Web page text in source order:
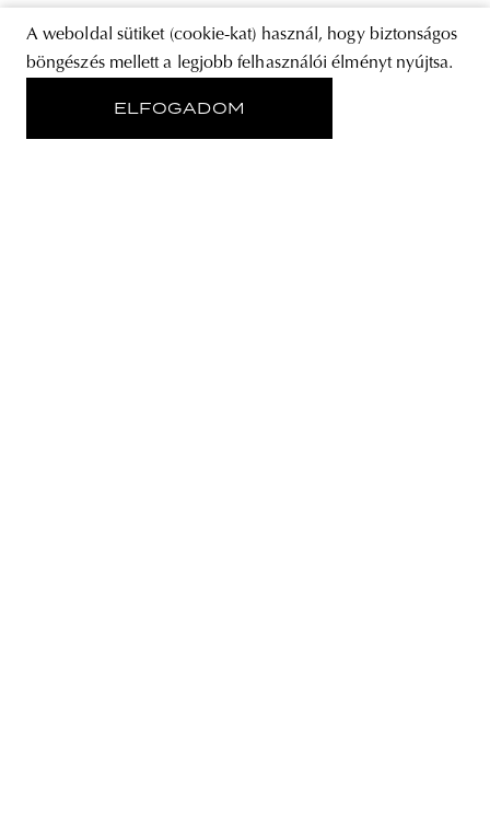
Design x Covid-19 | 9 projekt, amit a
járvány ihletett
megpróbáljunk visszatérni a régi szokásainkhoz: két pad
két sarka helyett újra egy kávézó asztalánál találkozzunk a
A weboldal sütiket (cookie-kat) használ, hogy biztonságos
böngészés mellett a legjobb felhasználói élményt nyújtsa.
ELFOGADOM